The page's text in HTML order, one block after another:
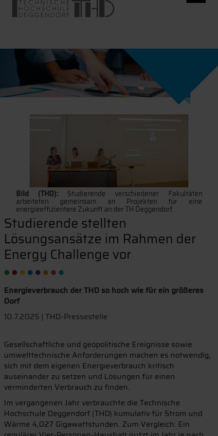
Bild (THD): Studierende verschiedener Fakultäten
arbeiteten gemeinsam an Projekten für eine
energieeffizientere Zukunft an der TH Deggendorf.
Studierende stellten
Lösungsansätze im Rahmen der
Energy Challenge vor
Energieverbrauch der THD so hoch wie für ein größeres
Dorf
10.7.2025 | THD-Pressestelle
Gesellschaftliche und geopolitische Ereignisse sowie
umwelttechnische Anforderungen machen es notwendig,
sich mit dem eigenen Energieverbrauch kritisch
auseinander zu setzen und Lösungen für einen
verminderten Verbrauch zu finden.
Im vergangenen Jahr verbrauchte die Technische
Hochschule Deggendorf (THD) kumulativ für Strom und
Wärme 4,027 Gigawattstunden. Zum Vergleich: Ein